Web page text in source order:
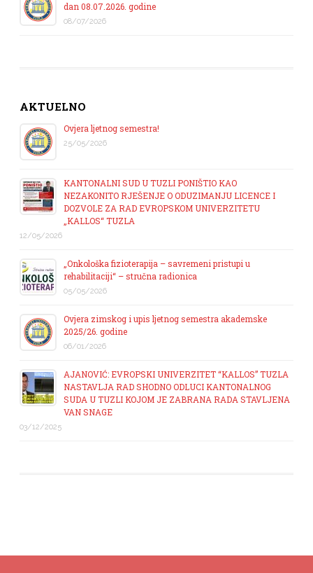
dan 08.07.2026. godine
08/07/2026
AKTUELNO
Ovjera ljetnog semestra!
25/05/2026
KANTONALNI SUD U TUZLI PONIŠTIO KAO
NEZAKONITO RJEŠENJE O ODUZIMANJU LICENCE I
DOZVOLE ZA RAD EVROPSKOM UNIVERZITETU
„KALLOS“ TUZLA
12/05/2026
„Onkološka fizioterapija – savremeni pristupi u
rehabilitaciji“ – stručna radionica
05/05/2026
Ovjera zimskog i upis ljetnog semestra akademske
2025/26. godine
06/01/2026
AJANOVIĆ: EVROPSKI UNIVERZITET “KALLOS” TUZLA
NASTAVLJA RAD SHODNO ODLUCI KANTONALNOG
SUDA U TUZLI KOJOM JE ZABRANA RADA STAVLJENA
VAN SNAGE
03/12/2025